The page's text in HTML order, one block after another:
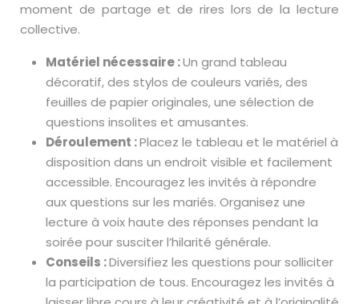
moment de partage et de rires lors de la lecture
collective.
Matériel nécessaire :Un grand tableau
décoratif, des stylos de couleurs variés, des
feuilles de papier originales, une sélection de
questions insolites et amusantes.
Déroulement :Placez le tableau et le matériel à
disposition dans un endroit visible et facilement
accessible. Encouragez les invités à répondre
aux questions sur les mariés. Organisez une
lecture à voix haute des réponses pendant la
soirée pour susciter l’hilarité générale.
Conseils :Diversifiez les questions pour solliciter
la participation de tous. Encouragez les invités à